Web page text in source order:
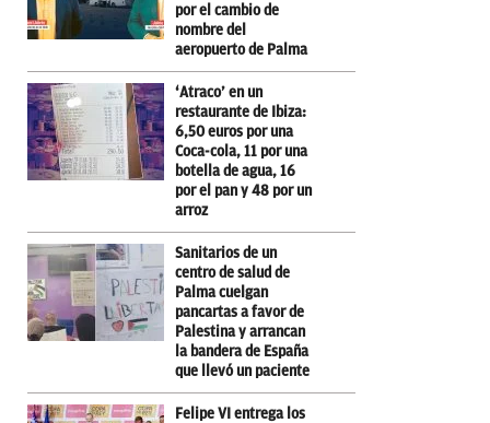
por el cambio de
nombre del
aeropuerto de Palma
‘Atraco’ en un
restaurante de Ibiza:
6,50 euros por una
Coca-cola, 11 por una
botella de agua, 16
por el pan y 48 por un
arroz
Sanitarios de un
centro de salud de
Palma cuelgan
pancartas a favor de
Palestina y arrancan
la bandera de España
que llevó un paciente
Felipe VI entrega los